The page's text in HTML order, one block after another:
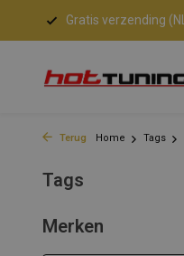
Gratis verzending
Terug Home Tags
Tags
Merken